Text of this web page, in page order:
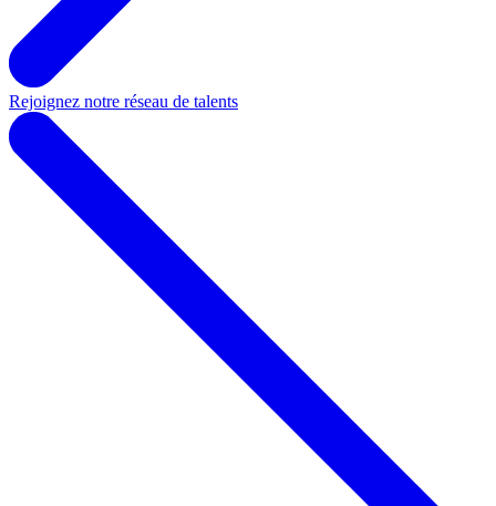
Rejoignez notre réseau de talents